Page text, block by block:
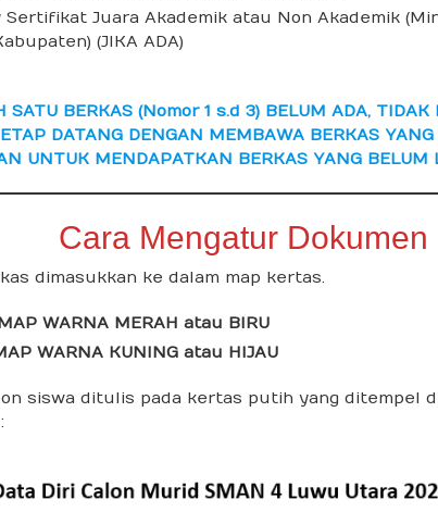
Sertifikat Juara Akademik atau Non Akademik
(JIKA ADA)
SATU BERKAS (Nomor 1 s.d 3) BELUM ADA, TIDAK
DATANG DENGAN MEMBAWA BERKAS
UNTUK MENDAPATKAN BERKAS YANG BELUM
Cara Mengatur Dokumen
dimasukkan ke dalam map kertas.
WARNA MERAH atau BIRU
WARNA KUNING atau HIJAU
siswa ditulis pada kertas putih yang ditempel